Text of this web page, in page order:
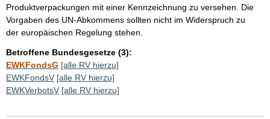
Produktverpackungen mit einer Kennzeichnung zu versehen. Die
Vorgaben des UN-Abkommens sollten nicht im Widerspruch zu
der europäischen Regelung stehen.
Betroffene Bundesgesetze (3):
EWKFondsG [alle RV hierzu]
EWKFondsV [alle RV hierzu]
EWKVerbotsV [alle RV hierzu]